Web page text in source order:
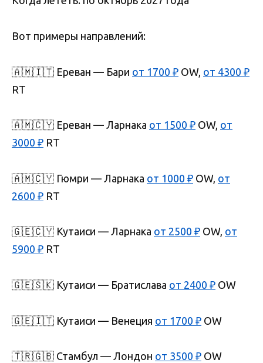
Вот примеры направлений:
🇦🇲🇮🇹 Ереван — Бари от 1700 ₽ OW, от 4300 ₽
RT
🇦🇲🇨🇾 Ереван — Ларнака от 1500 ₽ OW, от
3000 ₽ RT
🇦🇲🇨🇾 Гюмри — Ларнака от 1000 ₽ OW, от
2600 ₽ RT
🇬🇪🇨🇾 Кутаиси — Ларнака от 2500 ₽ OW, от
5900 ₽ RT
🇬🇪🇸🇰 Кутаиси — Братислава от 2400 ₽ OW
🇬🇪🇮🇹 Кутаиси — Венеция от 1700 ₽ OW
🇹🇷🇬🇧 Стамбул — Лондон от 3500 ₽ OW